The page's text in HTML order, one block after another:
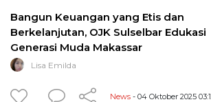
Bangun Keuangan yang Etis dan
Berkelanjutan, OJK Sulselbar Edukasi
Generasi Muda Makassar
Lisa Emilda
News - 04 Oktober 2025